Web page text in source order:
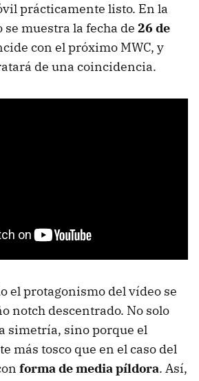
prácticamente listo. En la
muestra la fecha de 26 de
con el próximo MWC, y
de una coincidencia.
el protagonismo del vídeo se
notch descentrado. No solo
simetría, sino porque el
más tosco que en el caso del
forma de media píldora. Así,